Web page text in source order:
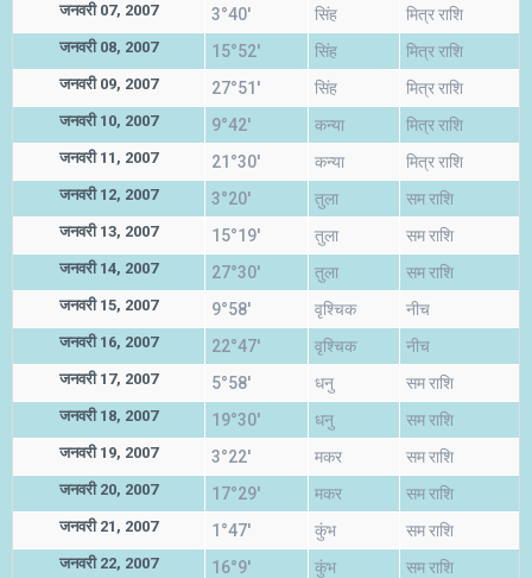
जनवरी 07, 2007 3°40' सिंह मित्र राशि
जनवरी 08, 2007 15°52' सिंह मित्र राशि
जनवरी 09, 2007 27°51' सिंह मित्र राशि
जनवरी 10, 2007 9°42' कन्या मित्र राशि
जनवरी 11, 2007 21°30' कन्या मित्र राशि
जनवरी 12, 2007 3°20' तुला सम राशि
जनवरी 13, 2007 15°19' तुला सम राशि
जनवरी 14, 2007 27°30' तुला सम राशि
जनवरी 15, 2007 9°58' वृश्चिक नीच
जनवरी 16, 2007 22°47' वृश्चिक नीच
जनवरी 17, 2007 5°58' धनु सम राशि
जनवरी 18, 2007 19°30' धनु सम राशि
जनवरी 19, 2007 3°22' मकर सम राशि
जनवरी 20, 2007 17°29' मकर सम राशि
जनवरी 21, 2007 1°47' कुंभ सम राशि
जनवरी 22, 2007 16°9' कुंभ सम राशि